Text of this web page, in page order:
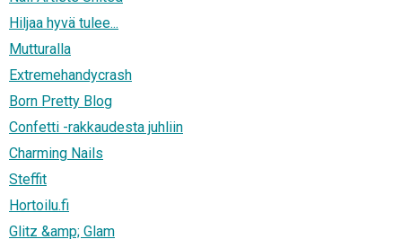
Hiljaa hyvä tulee...
Mutturalla
Extremehandycrash
Born Pretty Blog
Confetti -rakkaudesta juhliin
Charming Nails
Steffit
Hortoilu.fi
Glitz &amp; Glam